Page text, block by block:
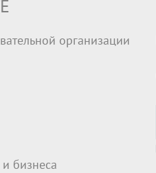
организации
бизнеса